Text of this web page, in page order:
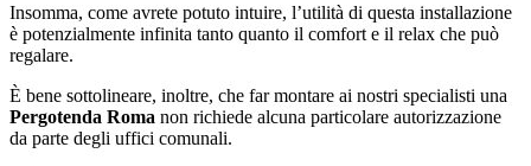
Insomma, come avrete potuto intuire, l’utilità di questa installazione
è potenzialmente infinita tanto quanto il comfort e il relax che può
regalare.
È bene sottolineare, inoltre, che far montare ai nostri specialisti una
Pergotenda Roma non richiede alcuna particolare autorizzazione
da parte degli uffici comunali.